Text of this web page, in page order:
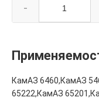
-
КамАЗ 6460,КамАЗ
65222,КамАЗ